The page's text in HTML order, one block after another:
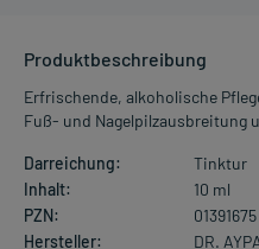
Produktbeschreibung
Erfrischende, alkoholische
Fuß- und Nagelpilzausbreitung
Darreichung:
Tinktur
Inhalt:
10 ml
PZN:
01391675
Hersteller:
DR.